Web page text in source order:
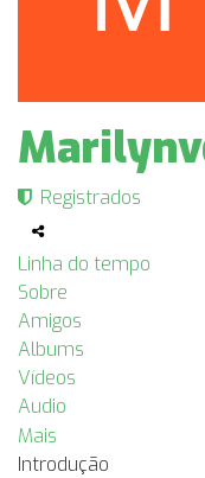
Registrados
Linha do tempo
Sobre
Amigos
Albums
Vídeos
Audio
Mais
Introdução